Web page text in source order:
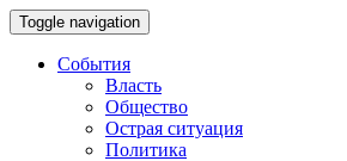
Toggle navigation
События
Власть
Общество
Острая ситуация
Политика